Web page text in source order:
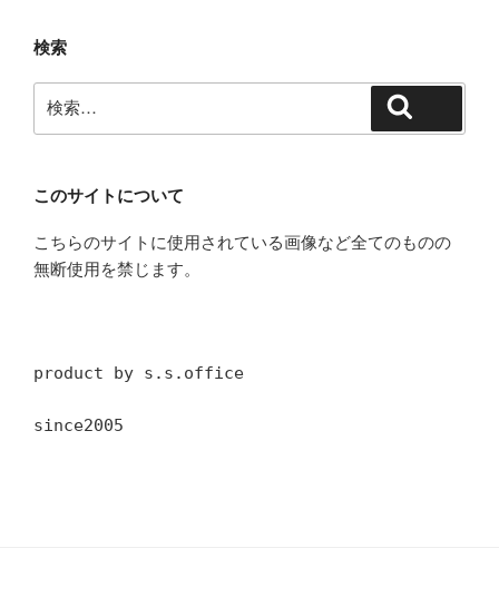
検索
索:
このサイトについて
こちらのサイトに使用されている画像など全てのものの
無断使用を禁じます。
product by s.s.office
since2005